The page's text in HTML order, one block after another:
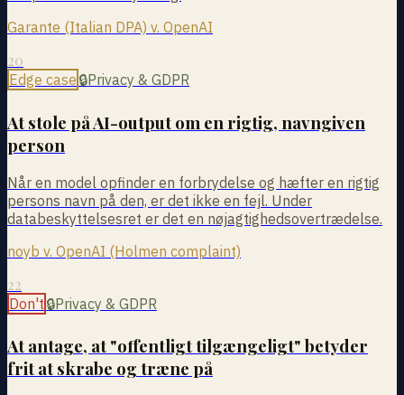
Garante (Italian DPA) v. OpenAI
20
Edge case 🔒Privacy & GDPR
At stole på AI-output om en rigtig, navngiven
person
Når en model opfinder en forbrydelse og hæfter en rigtig
persons navn på den, er det ikke en fejl. Under
databeskyttelsesret er det en nøjagtighedsovertrædelse.
noyb v. OpenAI (Holmen complaint)
22
Don't 🔒Privacy & GDPR
At antage, at "offentligt tilgængeligt" betyder
frit at skrabe og træne på